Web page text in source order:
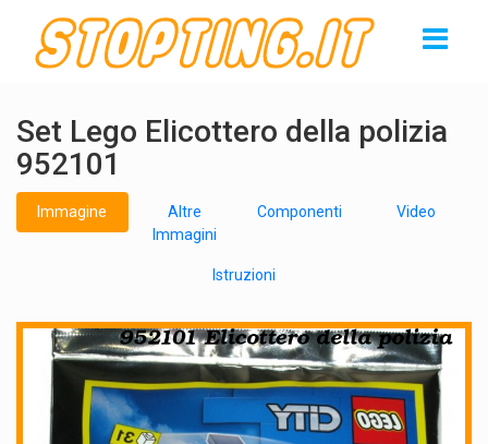
Set Lego Elicottero della polizia
952101
Immagine
Altre
Immagini
Componenti Video
Istruzioni